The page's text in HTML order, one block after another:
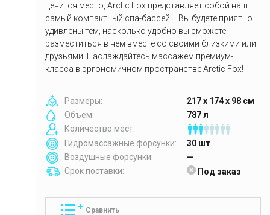
ценится место, Arctic Fox представляет собой наш
самый компактный спа-бассейн. Вы будете приятно
удивлены тем, насколько удобно вы сможете
разместиться в нем вместе со своими близкими или
друзьями. Наслаждайтесь массажем премиум-
класса в эргономичном пространстве Arctic Fox!
Размеры:
217 x 174 x 98 см
Объем:
787 л
Количество мест:
Гидромассажные форсунки:
30 шт
Воздушные форсунки:
—
Срок поставки:
Под заказ
Сравнить